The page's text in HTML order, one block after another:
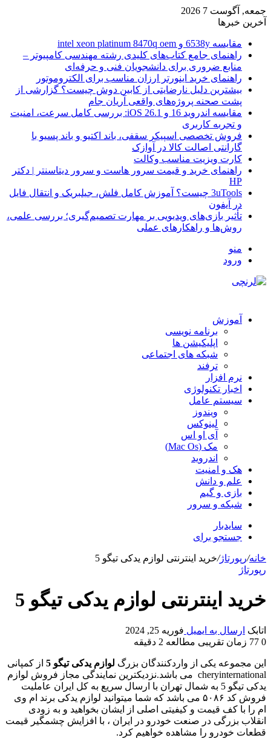
جمعه, آگوست 7 2026
آخرین خبرها
مقایسه 6538y و intel xeon platinum 8470q oem
راهنمای جامع کتاب‌های کلیدی رشته مهندسی کامپیوتر –
منابع ضروری برای دانشجویان فنی و حرفه‌ای
راهنمای خرید اینورتر ارزان مناسب برای الکتروموتور
بیشترین دلیل نارضایتی از کابین دوش چیست؟ گزارشی از
پشت صحنه پروژه‌های واقعی آریان جام
مقایسه اندروید 16 و iOS 26.1: بررسی کامل سرعت، امنیت
و تجربه کاربری
فروش تخصصی اسپیکر سقفی، باند اکتیو و باند پسیو با
گارانتی اصالت کالا در آوازک
کارت ویزیت مناسب وکالت
راهنمای خرید و قیمت سرور هاست و سرور دیتاسنتر | دکتر
HP
3uTools چیست؟ آموزش کامل فلش، جیلبریک و انتقال فایل
در آیفون
تأثیر بازی‌های ویدیویی بر مهارت تصمیم‌گیری؛ بررسی علمی،
روش‌ها و راهکارهای عملی
منو
ورود
آموزش
برنامه نویسی
اپلیکیشن ها
شبکه های اجتماعی
ترفند
نرم افزار
اخبار تکنولوژی
سیستم عامل
ویندوز
لینوکس
آی او اس
مک (Mac Os)
اندروید
هک و امنیت
علم و دانش
بازی و گیم
شبکه و سرور
سایدبار
جستجو برای
خانه/رپورتاژ/خرید اینترنتی لوازم یدکی تیگو 5
رپورتاژ
خرید اینترنتی لوازم یدکی تیگو 5
اتابک ارسال به ایمیل فوریه 25, 2024
0
زمان تقریبی مطالعه 2 دقیقه
این مجموعه یکی از واردکنندگان بزرگ لوازم یدکی تیگو 5
از کمپانی
cheryinternational می باشد.نزدیکترین نمایندگی مجاز فروش لوازم
یدکی تیگو 5 به شمال تهران با ارسال سریع به کل ایران عاملیت
فروش کد ۵۰۸۶ می باشد که شما میتوانید لوازم یدکی برند ام وی
ام را با کف قیمت و کیفیتی اصلی از ایشان بخواهید و به زودی
انقلاب بزرگی در صنعت خودرو در ایران ، با افزایش چشمگیر قیمت
قطعات خودرو را مشاهده خواهیم کرد.